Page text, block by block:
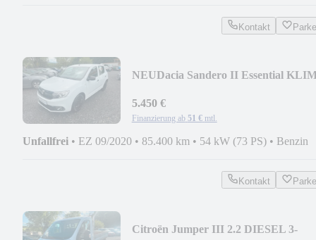
Kontakt
NEUDacia Sandero II Essential
5.450 €
Finanzierung ab 51 € mtl.
Unfallfrei • EZ 09/2020 • 85.400 km • 54 kW (73 PS) • Benzin
Kontakt
Citroën Jumper III 2.2 DIESEL 3-